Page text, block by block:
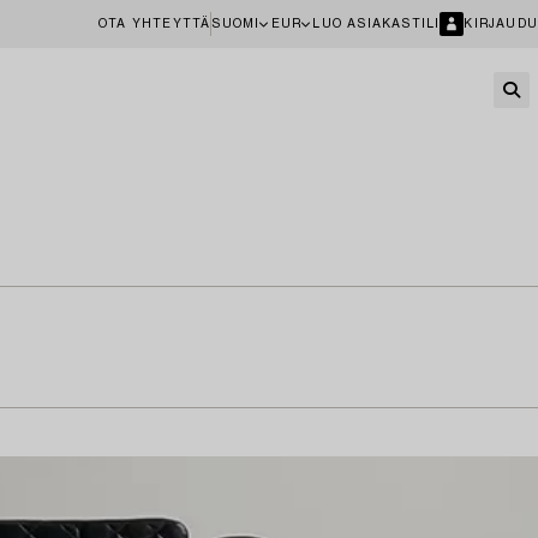
OTA YHTEYTTÄ SUOMI EUR LUO ASIAKASTILI KIRJAUDU